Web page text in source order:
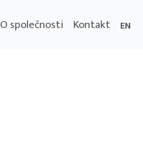
O společnosti Kontakt EN